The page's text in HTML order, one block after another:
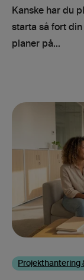
Kanske har du
starta så fort
planer på...
Projekthantering